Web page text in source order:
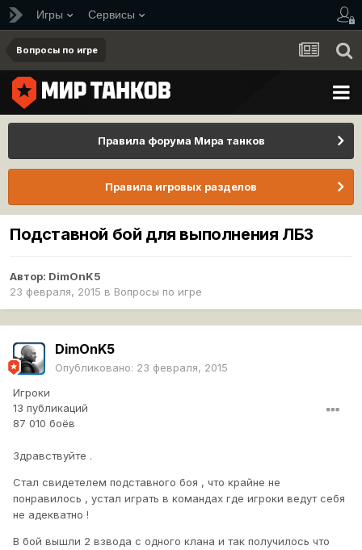
Игры Сервисы
Вопросы по игре
Правила форума Мира танков
Правила игровых разделов
Подставной бой для выполнения ЛБЗ
Автор: DimOnK5
23 февраля, 2015 в Вопросы по игре
DimOnK5
Опубликовано: 23 февраля, 2015
Игроки
13 публикаций
87 010 боёв
Здравствуйте .
Стал свидетелем подставного боя , что крайне не
понравилось , устал играть в командах где игроки ведут себя
не адекватно !
В бой вышли 2 взвода с одного клана и так получилось что